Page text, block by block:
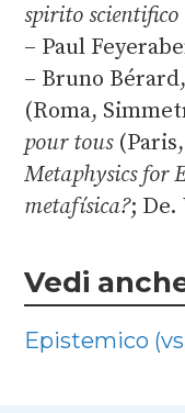
spirito scientifico
– Paul
– Bruno Bérard,
(Roma,
pour tous(Paris,
Metaphysics for
metafísica?; De.
Vedi
Epistemico